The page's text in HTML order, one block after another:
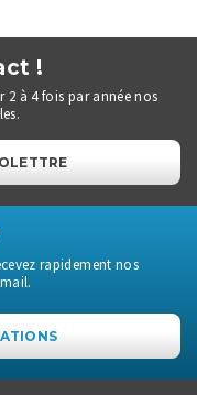
!
à 4 fois par année nos
rapidement nos